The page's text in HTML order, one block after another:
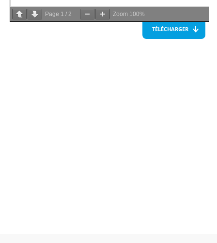
Page 1 / 2 Zoom 100%
TÉLÉCHARGER